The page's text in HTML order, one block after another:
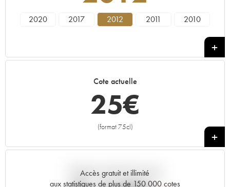
2020 2017 2012 2011 2010
Cote actuelle
25€
(format 75cl)
+
Accès gratuit et illimité
aux statistiques de plus de 150 000 cotes
Tendance actuelle de la cote